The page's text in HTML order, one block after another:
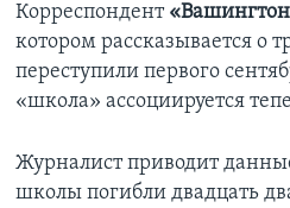
Корреспондент «Вашингтон
котором рассказывается о
переступили первого
«школа» ассоциируется
Журналист приводит
школы погибли двадцать